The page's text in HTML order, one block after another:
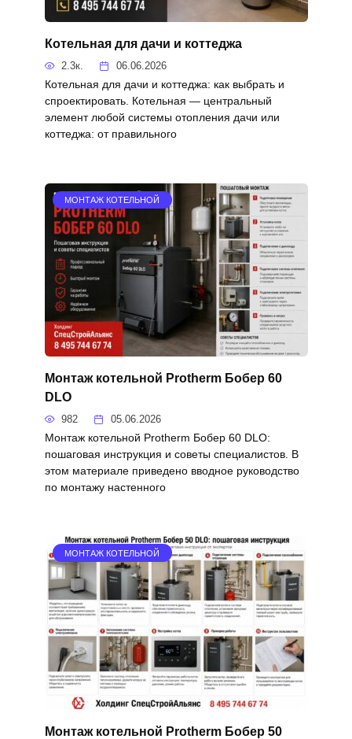
Котельная для дачи и коттеджа
2.3к. 06.06.2026
Котельная для дачи и коттеджа: как выбрать и
спроектировать. Котельная — центральный
элемент любой системы отопления дачи или
коттеджа: от правильного
МОНТАЖ КОТЕЛЬНОЙ
Монтаж котельной Protherm Бобер 60
DLO
982 05.06.2026
Монтаж котельной Protherm Бобер 60 DLO:
пошаговая инструкция и советы специалистов. В
этом материале приведено вводное руководство
по монтажу настенного
МОНТАЖ КОТЕЛЬНОЙ
Монтаж котельной Protherm Бобер 50